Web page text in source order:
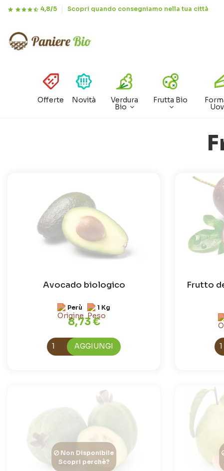
4,8/5 Scopri quando consegniamo nella tua città
Offerte Novità Verdura
Bio
Frutta Bio
Avocado biologico
Perù 1 Kg
8,73 €
AGGIUNGI
Frutto
Non Disponibile
Scopri perchè?